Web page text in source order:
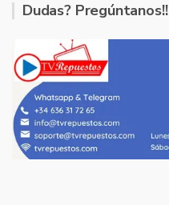
Dudas? Pregúntanos!!